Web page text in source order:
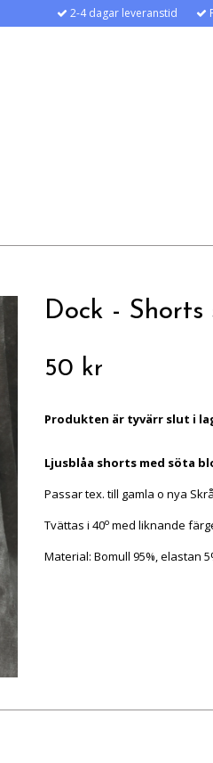
2-4 dagar leveranstid
Dock - Shorts
50 kr
Produkten är tyvärr slut i
Ljusblåa shorts med söta
Passar tex. till gamla o nya
Tvättas i 40o med liknande
Material: Bomull 95%, elastan